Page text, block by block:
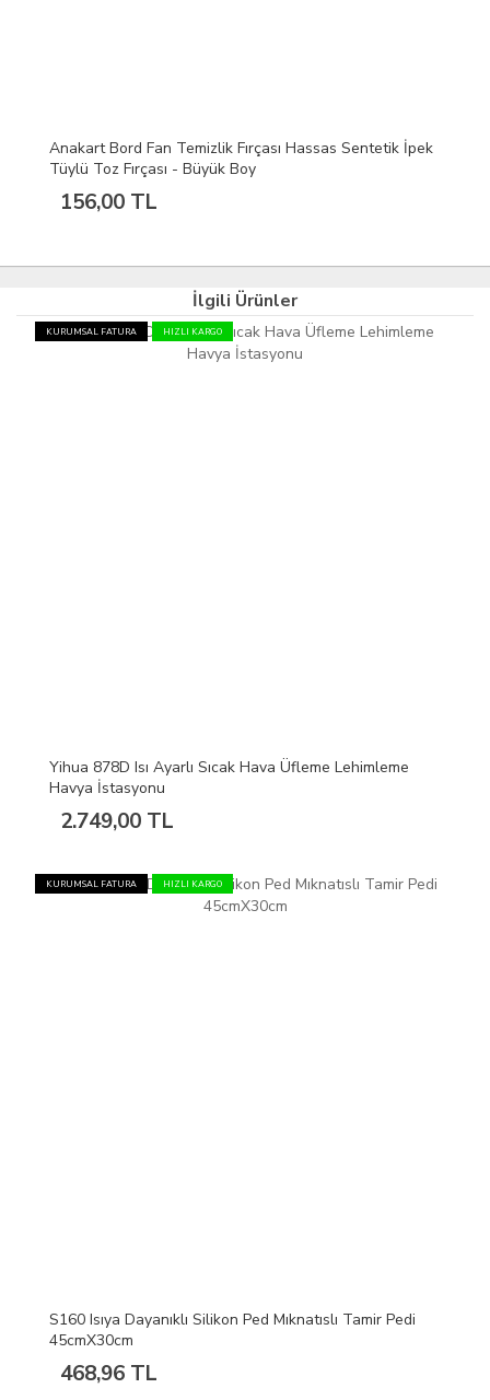
Anakart Bord Fan Temizlik Fırçası Hassas Sentetik İpek
Tüylü Toz Fırçası - Büyük Boy
156,00 TL
İlgili Ürünler
KURUMSAL FATURA HIZLI KARGO
Yihua 878D Isı Ayarlı Sıcak Hava Üfleme Lehimleme
Havya İstasyonu
2.749,00 TL
KURUMSAL FATURA HIZLI KARGO
S160 Isıya Dayanıklı Silikon Ped Mıknatıslı Tamir Pedi
45cmX30cm
468,96 TL